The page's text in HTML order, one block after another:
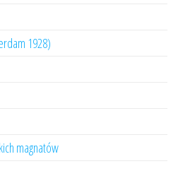
1928)
magnatów